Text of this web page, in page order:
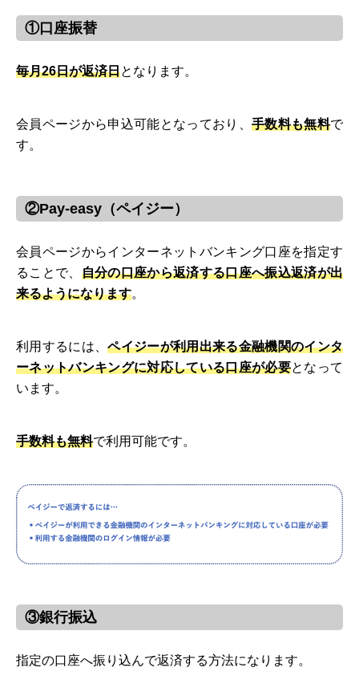
①口座振替
毎月26日が返済日となります。
会員ページから申込可能となっており、 手数料も無料で
す。
②Pay-easy（ペイジー）
会員ページからインターネットバンキング口座を指定す
ることで、 自分の口座から返済する口座へ振込返済が出
来るようになります。
利用するには、ペイジーが利用出来る金融機関のインタ
ーネットバンキングに対応している口座が必要となって
います。
手数料も無料で利用可能です。
③銀行振込
指定の口座へ振り込んで返済する方法になります。